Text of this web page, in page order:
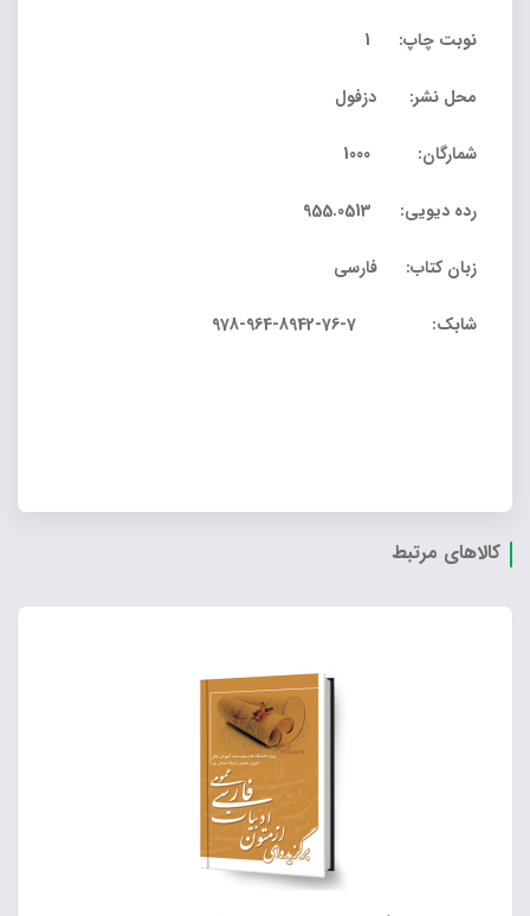
نوبت چاپ: 1
محل نشر: دزفول
شمارگان: 1000
رده دیویی: 955.0513
زبان کتاب: فارسی
شابک: 7-76-8942-964-978
کالاهای مرتبط